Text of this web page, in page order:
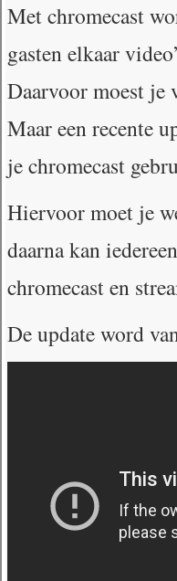
Met chromecast
gasten elkaar
Daarvoor moest
Maar een recente
je chromecast
Hiervoor moet je
daarna kan
chromecast en
De update word